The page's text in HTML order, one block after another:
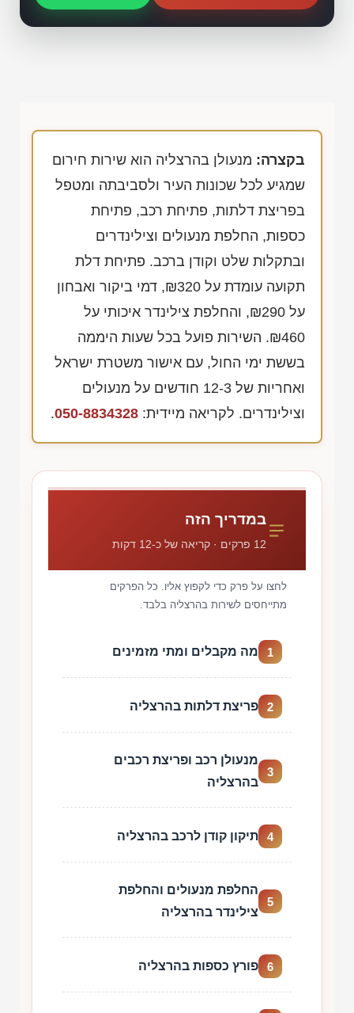
בקצרה: מנעולן בהרצליה הוא שירות חירום
שמגיע לכל שכונות העיר ולסביבתה ומטפל
בפריצת דלתות, פתיחת רכב, פתיחת
כספות, החלפת מנעולים וצילינדרים
ובתקלות שלט וקודן ברכב. פתיחת דלת
תקועה עומדת על ₪320, דמי ביקור ואבחון
על ₪290, והחלפת צילינדר איכותי על
₪460. השירות פועל בכל שעות היממה
בששת ימי החול, עם אישור משטרת ישראל
ואחריות של 12-3 חודשים על מנעולים
וצילינדרים. לקריאה מיידית: 050-8834328
.
במדריך הזה
12 פרקים · קריאה של כ-12 דקות
לחצו על פרק כדי לקפוץ אליו. כל הפרקים
מתייחסים לשירות בהרצליה בלבד.
1 מה מקבלים ומתי מזמינים
2 פריצת דלתות בהרצליה
3
מנעולן רכב ופריצת רכבים
בהרצליה
4 תיקון קודן לרכב בהרצליה
5
החלפת מנעולים והחלפת
צילינדר בהרצליה
6 פורץ כספות בהרצליה